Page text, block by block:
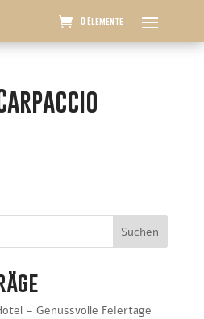
0 Elemente
Suchen
– Genussvolle Feiertage